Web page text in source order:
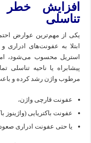
افزایش خطر
تناسلی
یکی از مهم‌ترین عوارض
ابتلا به عفونت‌های
استریل محسوب می‌شود،
پیشابراه یا ناحیه تناسلی
مرطوب واژن رشد کرده و
عفونت قارچی واژن،
عفونت باکتریایی (واژینوز
یا حتی عفونت ادراری